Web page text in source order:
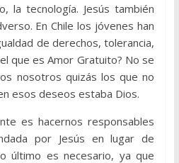
la tecnología. Jesús también
En Chile los jóvenes han
de derechos, tolerancia,
que es Amor Gratuito? No se
nosotros quizás los que no
esos deseos estaba Dios.
es hacernos responsables
por Jesús en lugar de
último es necesario, ya que